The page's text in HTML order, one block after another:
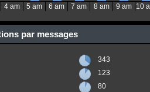
4 am 5 am 6 am 7 am 8 am 9 am 10
par messages
343
123
80